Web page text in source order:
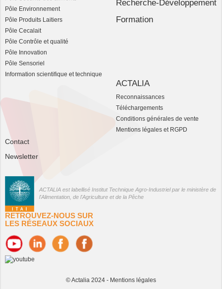
Pôle Environnement
Pôle Produits Laitiers
Pôle Cecalait
Pôle Contrôle et qualité
Pôle Innovation
Pôle Sensoriel
Information scientifique et technique
Recherche-Développement
Formation
ACTALIA
Reconnaissances
Téléchargements
Conditions générales de vente
Mentions légales et RGPD
Contact
Newsletter
ACTALIA est labellisé Institut Technique Agro-Industriel par le ministère de
l'Alimentation, de l'Agriculture et de la Pêche
RETROUVEZ-NOUS SUR
LES RÉSEAUX SOCIAUX
© Actalia 2024 - Mentions légales